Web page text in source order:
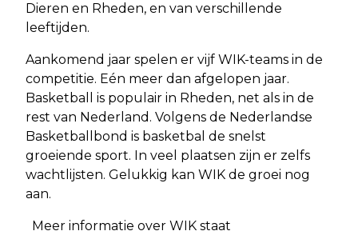
Dieren en Rheden, en van verschillende
leeftijden.
Aankomend jaar spelen er vijf WIK-teams in de
competitie. Eén meer dan afgelopen jaar.
Basketball is populair in Rheden, net als in de
rest van Nederland. Volgens de Nederlandse
Basketballbond is basketbal de snelst
groeiende sport. In veel plaatsen zijn er zelfs
wachtlijsten. Gelukkig kan WIK de groei nog
aan.
Meer informatie over WIK staat